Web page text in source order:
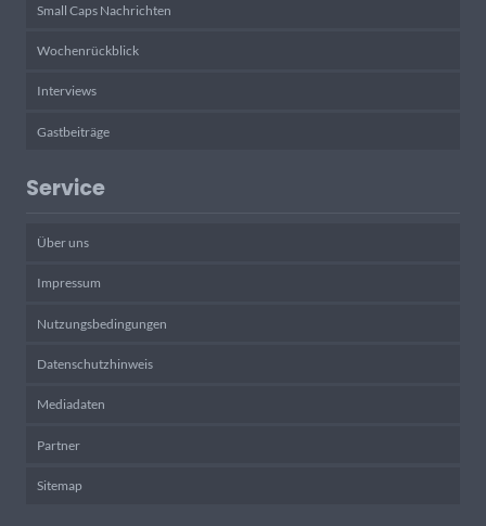
Small Caps Nachrichten
Wochenrückblick
Interviews
Gastbeiträge
Service
Über uns
Impressum
Nutzungsbedingungen
Datenschutzhinweis
Mediadaten
Partner
Sitemap